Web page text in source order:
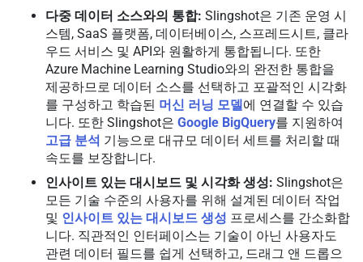
다중 데이터 소스와의 통합: Slingshot은 기존 운영 시
스템, SaaS 플랫폼, 데이터베이스, 스프레드시트, 클라
우드 서비스 및 API와 원활하게 통합됩니다. 또한
Azure Machine Learning Studio와의 완전한 통합을
제공하므로 데이터 소스를 선택하고 포괄적인 시각화
를 구성하고 학습된 머신 러닝 모델에 연결할 수 있습
니다. 또한 Slingshot은 Google BigQuery를 지원하여
고급 분석 기능으로 대규모 데이터 세트를 처리할 때
속도를 보장합니다.
인사이트 있는 대시보드 및 시각화 생성: Slingshot은
모든 기술 수준의 사용자를 위해 설계된 데이터 작업
및 인사이트 있는 대시보드 생성 프로세스를 간소화합
니다. 직관적인 인터페이스는 기술이 아닌 사용자도
관련 데이터 필드를 쉽게 선택하고, 드래그 앤 드롭으